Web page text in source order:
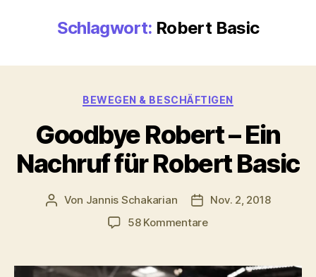
Schlagwort: Robert Basic
Kategorien
BEWEGEN & BESCHÄFTIGEN
Goodbye Robert – Ein
Nachruf für Robert Basic
Beitragsautor
Von Jannis Schakarian
Nov. 2, 2018
58 Kommentarezu
–